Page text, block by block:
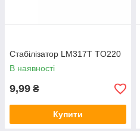
Стабілізатор LM317T TO220
В наявності
9,99 ₴
Купити